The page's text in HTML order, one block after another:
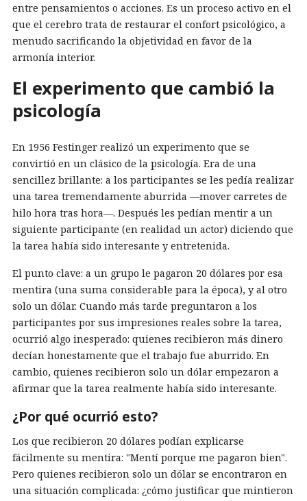
entre pensamientos o acciones. Es un proceso activo en el
que el cerebro trata de restaurar el confort psicológico, a
menudo sacrificando la objetividad en favor de la
armonía interior.
El experimento que cambió la
psicología
En 1956 Festinger realizó un experimento que se
convirtió en un clásico de la psicología. Era de una
sencillez brillante: a los participantes se les pedía realizar
una tarea tremendamente aburrida —mover carretes de
hilo hora tras hora—. Después les pedían mentir a un
siguiente participante (en realidad un actor) diciendo que
la tarea había sido interesante y entretenida.
El punto clave: a un grupo le pagaron 20 dólares por esa
mentira (una suma considerable para la época), y al otro
solo un dólar. Cuando más tarde preguntaron a los
participantes por sus impresiones reales sobre la tarea,
ocurrió algo inesperado: quienes recibieron más dinero
decían honestamente que el trabajo fue aburrido. En
cambio, quienes recibieron solo un dólar empezaron a
afirmar que la tarea realmente había sido interesante.
¿Por qué ocurrió esto?
Los que recibieron 20 dólares podían explicarse
fácilmente su mentira: "Mentí porque me pagaron bien".
Pero quienes recibieron solo un dólar se encontraron en
una situación complicada: ¿cómo justificar que mintieron